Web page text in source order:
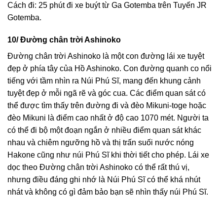
Cách đi: 25 phút đi xe buýt từ Ga Gotemba trên Tuyến JR
Gotemba.
10/ Đường chân trời Ashinoko
Đường chân trời Ashinoko là một con đường lái xe tuyệt
đẹp ở phía tây của Hồ Ashinoko. Con đường quanh co nổi
tiếng với tầm nhìn ra Núi Phú Sĩ, mang đến khung cảnh
tuyệt đẹp ở mỗi ngã rẽ và góc cua. Các điểm quan sát có
thể được tìm thấy trên đường đi và đèo Mikuni-toge hoặc
đèo Mikuni là điểm cao nhất ở độ cao 1070 mét. Người ta
có thể đi bộ một đoạn ngắn ở nhiều điểm quan sát khác
nhau và chiêm ngưỡng hồ và thị trấn suối nước nóng
Hakone cũng như núi Phú Sĩ khi thời tiết cho phép. Lái xe
dọc theo Đường chân trời Ashinoko có thể rất thú vị,
nhưng điều đáng ghi nhớ là Núi Phú Sĩ có thể khá nhút
nhát và không có gì đảm bảo bạn sẽ nhìn thấy núi Phú Sĩ.